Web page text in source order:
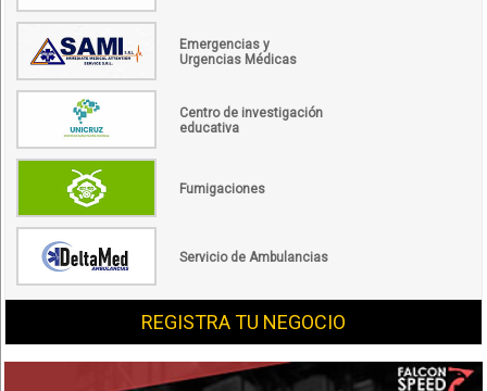
Emergencias y
Urgencias Médicas
Centro de investigación
educativa
Fumigaciones
Servicio de Ambulancias
REGISTRA TU NEGOCIO